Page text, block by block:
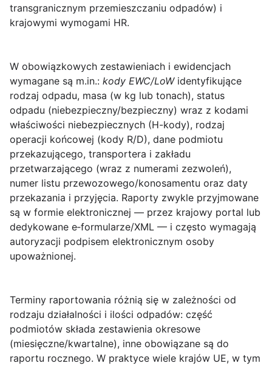
transgranicznym przemieszczaniu odpadów) i
krajowymi wymogami HR.
W obowiązkowych zestawieniach i ewidencjach
wymagane są m.in.: kody EWC/LoWidentyfikujące
rodzaj odpadu, masa (w kg lub tonach), status
odpadu (niebezpieczny/bezpieczny) wraz z kodami
właściwości niebezpiecznych (H-kody), rodzaj
operacji końcowej (kody R/D), dane podmiotu
przekazującego, transportera i zakładu
przetwarzającego (wraz z numerami zezwoleń),
numer listu przewozowego/konosamentu oraz daty
przekazania i przyjęcia. Raporty zwykle przyjmowane
są w formie elektronicznej — przez krajowy portal lub
dedykowane e‑formularze/XML — i często wymagają
autoryzacji podpisem elektronicznym osoby
upoważnionej.
Terminy raportowania różnią się w zależności od
rodzaju działalności i ilości odpadów: część
podmiotów składa zestawienia okresowe
(miesięczne/kwartalne), inne obowiązane są do
raportu rocznego. W praktyce wiele krajów UE, w tym